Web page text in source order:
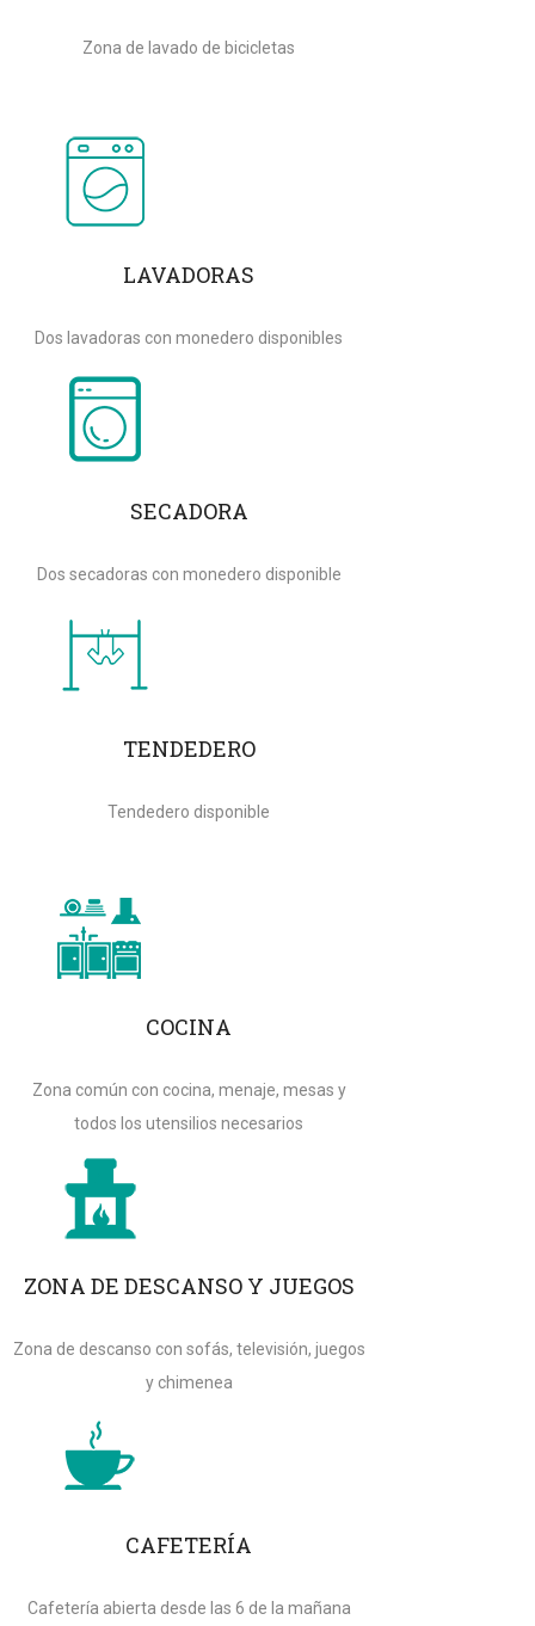
Zona de lavado de bicicletas
LAVADORAS
Dos lavadoras con monedero disponibles
SECADORA
Dos secadoras con monedero disponible
TENDEDERO
Tendedero disponible
COCINA
Zona común con cocina, menaje, mesas y
todos los utensilios necesarios
ZONA DE DESCANSO Y JUEGOS
Zona de descanso con sofás, televisión, juegos
y chimenea
CAFETERÍA
Cafetería abierta desde las 6 de la mañana